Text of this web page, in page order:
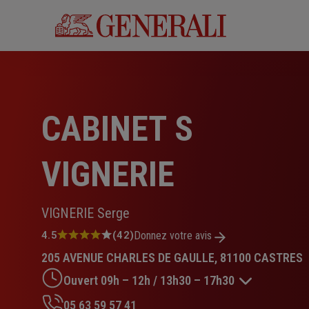
CABINET S
VIGNERIE
VIGNERIE Serge
Note
4.5
sur
5
étoiles
4.5 (42)Donnez votre avis
205 AVENUE CHARLES DE GAULLE, 81100 CASTRES
Ouvert 09h – 12h / 13h30 – 17h30
05 63 59 57 41